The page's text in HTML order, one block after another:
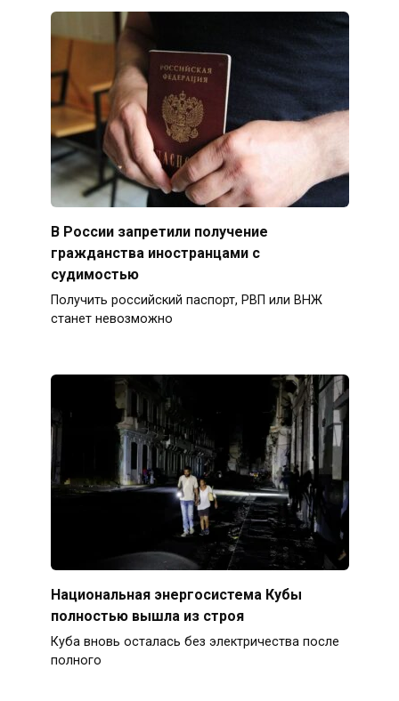
В России запретили получение
гражданства иностранцами с
судимостью
Получить российский паспорт, РВП или ВНЖ
станет невозможно
Национальная энергосистема Кубы
полностью вышла из строя
Куба вновь осталась без электричества после
полного